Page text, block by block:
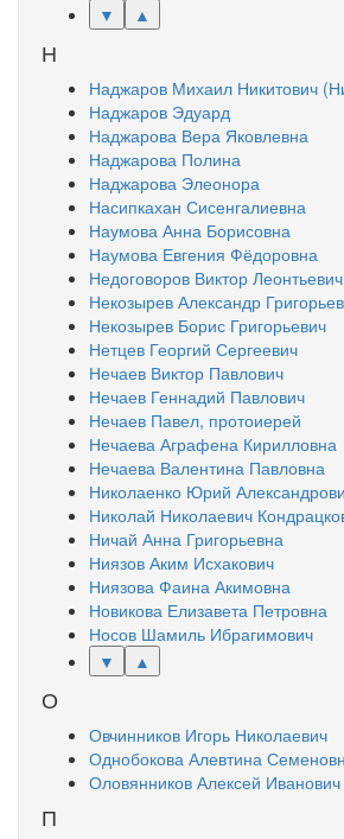
▼
▲
Н
Наджаров Михаил Никитович
Наджаров Эдуард
Наджарова Вера Яковлевна
Наджарова Полина
Наджарова Элеонора
Насипкахан Сисенгалиевна
Наумова Анна Борисовна
Наумова Евгения Фёдоровна
Недоговоров Виктор Леонтьевич
Некозырев Александр
Некозырев Борис Григорьевич
Нетцев Георгий Сергеевич
Нечаев Виктор Павлович
Нечаев Геннадий Павлович
Нечаев Павел, протоиерей
Нечаева Аграфена Кирилловна
Нечаева Валентина Павловна
Николаенко Юрий
Николай Николаевич
Ничай Анна Григорьевна
Ниязов Аким Исхакович
Ниязова Фаина Акимовна
Новикова Елизавета Петровна
Носов Шамиль Ибрагимович
▼
▲
О
Овчинников Игорь Николаевич
Однобокова Алевтина
Оловянников Алексей Иванович
П